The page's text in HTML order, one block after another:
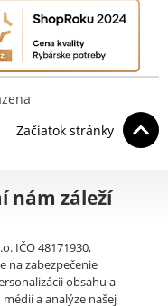
Začiatok stránky
nám záleží
IČO 48171930,
na zabezpečenie
obsahu a
a analýze našej